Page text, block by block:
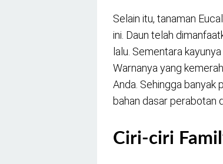
Selain itu, tanaman
ini. Daun telah
lalu. Sementara
Warnanya yang
Anda. Sehingga banyak
bahan dasar perabotan
Ciri-ciri